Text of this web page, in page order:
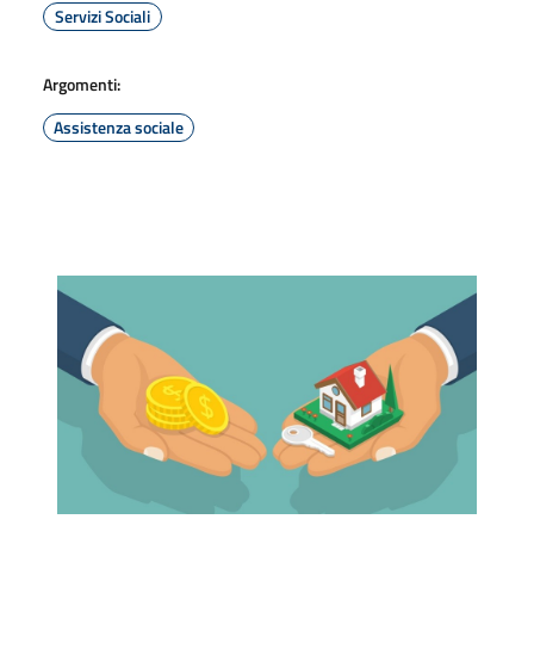
Servizi Sociali
Argomenti:
Assistenza sociale